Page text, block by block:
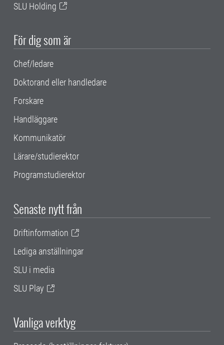
SLU Holding
För dig som är
Chef/ledare
Doktorand eller handledare
Forskare
Handläggare
Kommunikatör
Lärare/studierektor
Programstudierektor
Senaste nytt från
Driftinformation
Lediga anställningar
SLU i media
SLU Play
Vanliga verktyg